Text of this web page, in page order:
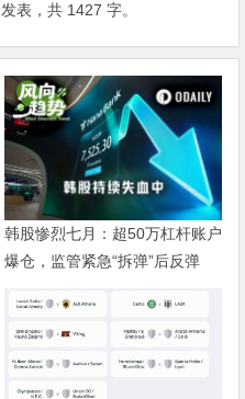
发表，共 1427 字。
韩股惨烈七月：超50万杠杆账户
爆仓，监管紧急“拆弹”后反弹